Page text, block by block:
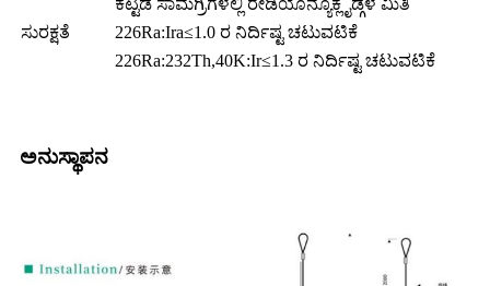
ಸುರಕ್ಷತೆ
ಕಟ್ಟಡ ಸಾಮಗ್ರಿಗಳಲ್ಲಿ ರೇಡಿಯೊನ್ಯೂಕ್ಲೈಡ್ಗಳ ಮಿತಿ
226Ra:Ira≤1.0 ರ ನಿರ್ದಿಷ್ಟ ಚಟುವಟಿಕೆ
226Ra:232Th,40K:Ir≤1.3 ರ ನಿರ್ದಿಷ್ಟ ಚಟುವಟಿಕೆ
ಅನುಸ್ಥಾಪನ